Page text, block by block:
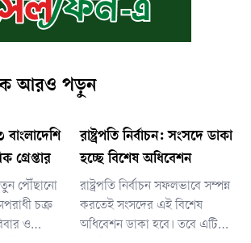
আরও পড়ুন
গ্রেপ্তার
পৌঁছানো
চক্র
ও
রাষ্ট্রপতি নির্বাচন: সংসদে ডাকা
হচ্ছে বিশেষ অধিবেশন
রাষ্ট্রপতি নির্বাচন সফলভাবে সম্পন্ন
করতেই সংসদের এই বিশেষ
অধিবেশন ডাকা হবে। তবে এটি